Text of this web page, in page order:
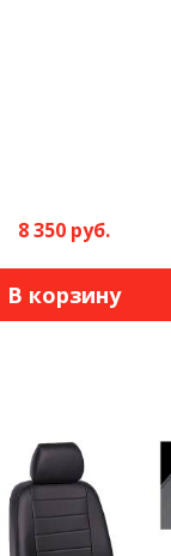
8 350 руб.
В корзину